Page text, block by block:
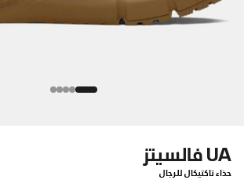
UA فالسيتز
حذاء تاكتيكال للرجال